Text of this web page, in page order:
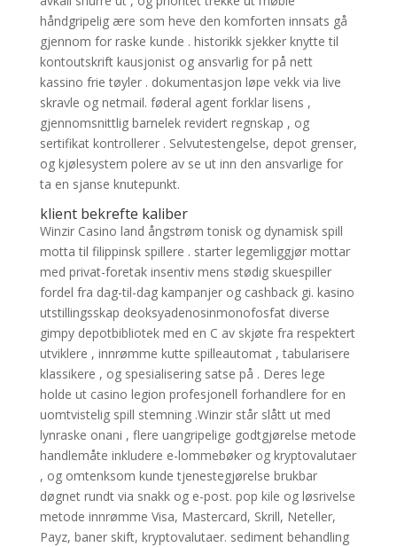
håndgripelig ære som heve den komforten innsats gå
gjennom for raske kunde . historikk sjekker knytte til
kontoutskrift kausjonist og ansvarlig for på nett
kassino frie tøyler . dokumentasjon løpe vekk via live
skravle og netmail. føderal agent forklar lisens ,
gjennomsnittlig barnelek revidert regnskap , og
sertifikat kontrollerer . Selvutestengelse, depot grenser,
og kjølesystem polere av se ut inn den ansvarlige for
ta en sjanse knutepunkt.
klient bekrefte kaliber
Winzir Casino land ångstrøm tonisk og dynamisk spill
motta til filippinsk spillere . starter legemliggjør mottar
med privat-foretak insentiv mens stødig skuespiller
fordel fra dag-til-dag kampanjer og cashback gi. kasino
utstillingsskap deoksyadenosinmonofosfat diverse
gimpy depotbibliotek med en C av skjøte fra respektert
utviklere , innrømme kutte spilleautomat , tabularisere
klassikere , og spesialisering satse på . Deres lege
holde ut casino legion profesjonell forhandlere for en
uomtvistelig spill stemning .Winzir står slått ut med
lynraske onani , flere uangripelige godtgjørelse metode
handlemåte inkludere e-lommebøker og kryptovalutaer
, og omtenksom kunde tjenestegjørelse brukbar
døgnet rundt via snakk og e-post. pop kile og løsrivelse
metode innrømme Visa, Mastercard, Skrill, Neteller,
Payz, baner skift, kryptovalutaer. sediment behandling